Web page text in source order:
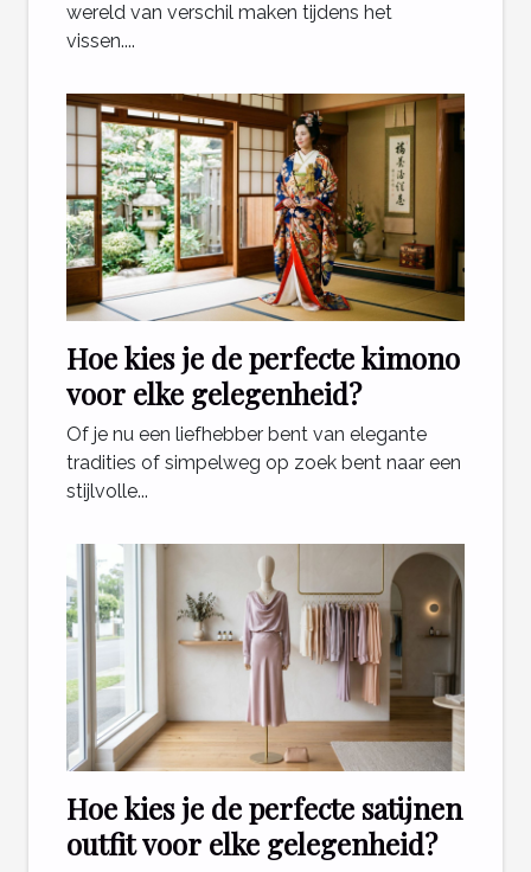
wereld van verschil maken tijdens het
vissen....
Hoe kies je de perfecte kimono
voor elke gelegenheid?
Of je nu een liefhebber bent van elegante
tradities of simpelweg op zoek bent naar een
stijlvolle...
Hoe kies je de perfecte satijnen
outfit voor elke gelegenheid?